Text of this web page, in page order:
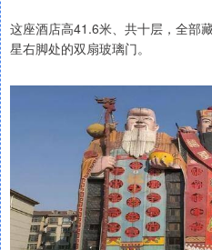
这座酒店高41.6米、共十层，全部
星右脚处的双扇玻璃门。